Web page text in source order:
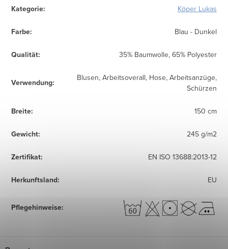
Kategorie: Köper Lukas
Farbe: Blau - Dunkel
Qualität: 35% Baumwolle, 65% Polyester
Verwendung:
Blusen, Arbeitsoverall, Hose, Arbeitsanzüge,
Schürzen
Breite: 150 cm
Gewicht: 245 g/m2
Zertifikat: EN ISO 13688:2013-12
Herkunftsland: EU
Pflegehinweise: